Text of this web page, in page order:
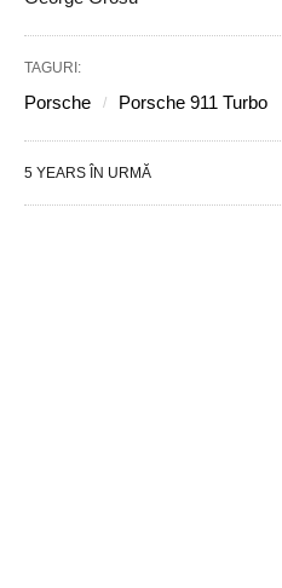
TAGURI:
Porsche Porsche 911 Turbo
5 YEARS ÎN URMĂ